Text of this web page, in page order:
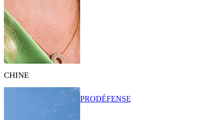
CHINE
PRODÉFENSE